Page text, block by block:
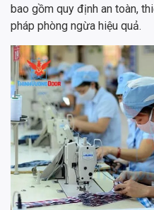
bao gồm quy định an toàn,
pháp phòng ngừa hiệu quả.